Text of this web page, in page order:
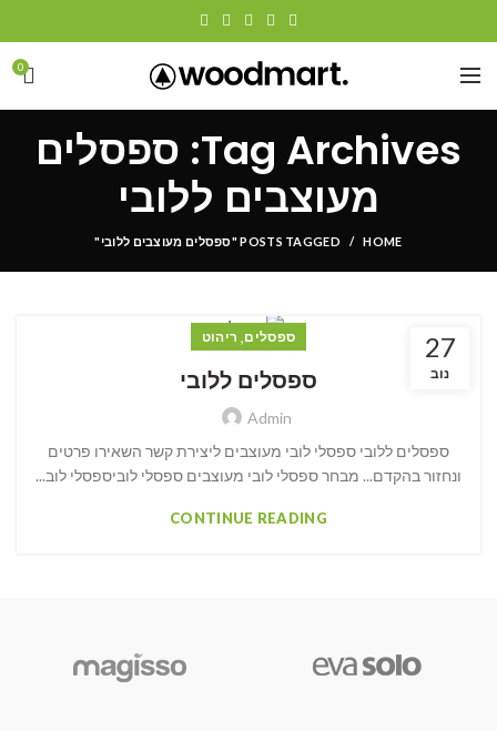
0
Tag Archives: ספסלים
מעוצבים ללובי
HOME POSTS TAGGED "ספסלים מעוצבים ללובי"
27
נוב
ספסלים, ריהוט
ספסלים ללובי
Admin
ספסלים ללובי ספסלי לובי מעוצבים ליצירת קשר השאירו פרטים
ונחזור בהקדם... מבחר ספסלי לובי מעוצבים ספסלי לוביספסלי לוב...
CONTINUE READING